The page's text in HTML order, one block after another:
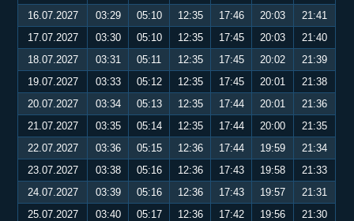
16.07.2027
03:29 05:10 12:35 17:46 20:03
21:41
17.07.2027
03:30 05:10 12:35 17:45 20:03
21:40
18.07.2027
03:31 05:11 12:35 17:45 20:02
21:39
19.07.2027
03:33 05:12 12:35 17:45 20:01
21:38
20.07.2027
03:34 05:13 12:35 17:44 20:01
21:36
21.07.2027
03:35 05:14 12:35 17:44 20:00
21:35
22.07.2027
03:36 05:15 12:36 17:44 19:59
21:34
23.07.2027
03:38 05:16 12:36 17:43 19:58
21:33
24.07.2027
03:39 05:16 12:36 17:43 19:57
21:31
25.07.2027
03:40 05:17 12:36 17:42 19:56
21:30